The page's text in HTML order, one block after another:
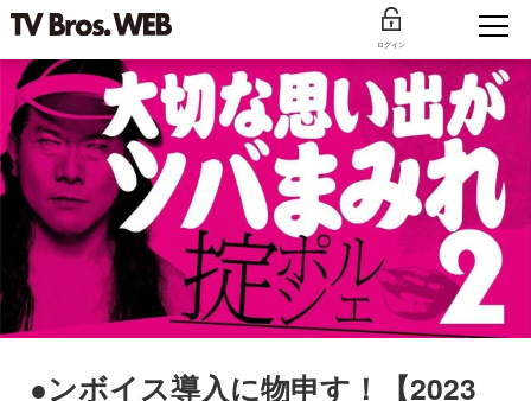
ログイン
●ンボイス導入に物申す！【2023